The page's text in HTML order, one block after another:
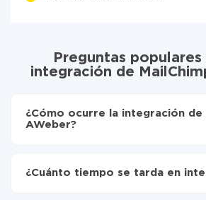
Preguntas
integración de
¿Cómo ocurre la integración de
AWeber?
Elija qué datos transferir de
¿Cuánto tiempo se tarda en